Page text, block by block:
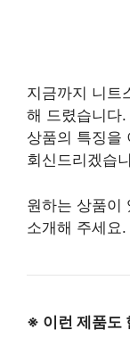
지금까지 니트
해 드렸습니다
상품의 특징을
회신드리겠습
원하는 상품이
소개해 주세요.
※ 이런 제품도